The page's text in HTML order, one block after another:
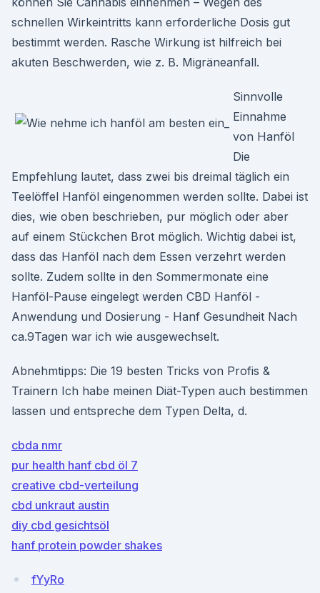
schnellen Wirkeintritts kann erforderliche Dosis gut
bestimmt werden. Rasche Wirkung ist hilfreich bei
akuten Beschwerden, wie z. B. Migräneanfall.
Sinnvolle
Einnahme
von Hanföl
Die
Empfehlung lautet, dass zwei bis dreimal täglich ein
Teelöffel Hanföl eingenommen werden sollte. Dabei ist
dies, wie oben beschrieben, pur möglich oder aber
auf einem Stückchen Brot möglich. Wichtig dabei ist,
dass das Hanföl nach dem Essen verzehrt werden
sollte. Zudem sollte in den Sommermonate eine
Hanföl-Pause eingelegt werden CBD Hanföl -
Anwendung und Dosierung - Hanf Gesundheit Nach
ca.9Tagen war ich wie ausgewechselt.
Abnehmtipps: Die 19 besten Tricks von Profis &
Trainern Ich habe meinen Diät-Typen auch bestimmen
lassen und entspreche dem Typen Delta, d.
cbda nmr
pur health hanf cbd öl 7
creative cbd-verteilung
cbd unkraut austin
diy cbd gesichtsöl
hanf protein powder shakes
fYyRo